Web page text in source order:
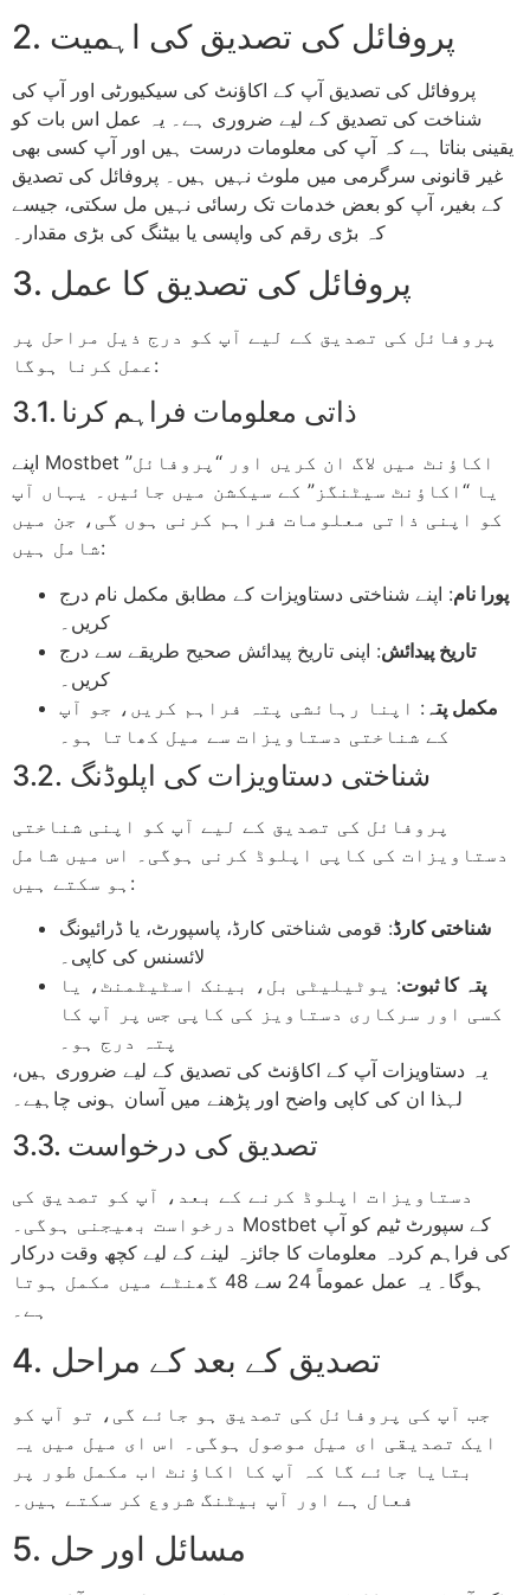
2. پروفائل کی تصدیق کی اہمیت
پروفائل کی تصدیق آپ کے اکاؤنٹ کی سیکیورٹی اور آپ کی
شناخت کی تصدیق کے لیے ضروری ہے۔ یہ عمل اس بات کو
یقینی بناتا ہے کہ آپ کی معلومات درست ہیں اور آپ کسی بھی
غیر قانونی سرگرمی میں ملوث نہیں ہیں۔ پروفائل کی تصدیق
کے بغیر، آپ کو بعض خدمات تک رسائی نہیں مل سکتی، جیسے
کہ بڑی رقم کی واپسی یا بیٹنگ کی بڑی مقدار۔
3. پروفائل کی تصدیق کا عمل
پروفائل کی تصدیق کے لیے آپ کو درج ذیل مراحل پر
عمل کرنا ہوگا:
3.1. ذاتی معلومات فراہم کرنا
اپنے Mostbet اکاؤنٹ میں لاگ ان کریں اور “پروفائل”
یا “اکاؤنٹ سیٹنگز” کے سیکشن میں جائیں۔ یہاں آپ
کو اپنی ذاتی معلومات فراہم کرنی ہوں گی، جن میں
شامل ہیں:
پورا نام: اپنے شناختی دستاویزات کے مطابق مکمل نام درج
کریں۔
تاریخ پیدائش: اپنی تاریخ پیدائش صحیح طریقے سے درج
کریں۔
مکمل پتہ : اپنا رہائشی پتہ فراہم کریں، جو آپ
کے شناختی دستاویزات سے میل کھاتا ہو۔
3.2. شناختی دستاویزات کی اپلوڈنگ
پروفائل کی تصدیق کے لیے آپ کو اپنی شناختی
دستاویزات کی کاپی اپلوڈ کرنی ہوگی۔ اس میں شامل
ہو سکتے ہیں:
شناختی کارڈ: قومی شناختی کارڈ، پاسپورٹ، یا ڈرائیونگ
لائسنس کی کاپی۔
پتہ کا ثبوت: یوٹیلیٹی بل، بینک اسٹیٹمنٹ، یا
کسی اور سرکاری دستاویز کی کاپی جس پر آپ کا
پتہ درج ہو۔
یہ دستاویزات آپ کے اکاؤنٹ کی تصدیق کے لیے ضروری ہیں،
لہذا ان کی کاپی واضح اور پڑھنے میں آسان ہونی چاہیے۔
3.3. تصدیق کی درخواست
دستاویزات اپلوڈ کرنے کے بعد، آپ کو تصدیق کی
درخواست بھیجنی ہوگی۔ Mostbet کے سپورٹ ٹیم کو آپ
کی فراہم کردہ معلومات کا جائزہ لینے کے لیے کچھ وقت درکار
ہوگا۔ یہ عمل عموماً 24 سے 48 گھنٹے میں مکمل ہوتا
ہے۔
4. تصدیق کے بعد کے مراحل
جب آپ کی پروفائل کی تصدیق ہو جائے گی، تو آپ کو
ایک تصدیقی ای میل موصول ہوگی۔ اس ای میل میں یہ
بتایا جائے گا کہ آپ کا اکاؤنٹ اب مکمل طور پر
فعال ہے اور آپ بیٹنگ شروع کر سکتے ہیں۔
5. مسائل اور حل